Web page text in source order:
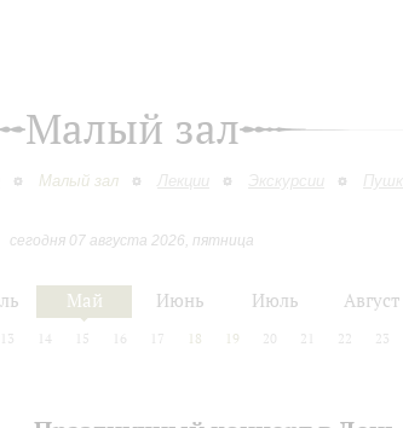
Малый зал
Малый зал Лекции Экскурсии
сегодня 07 августа 2026, пятница
Май Июнь Июль Август
13 14 15 16 17 18 19 20 21 22 23